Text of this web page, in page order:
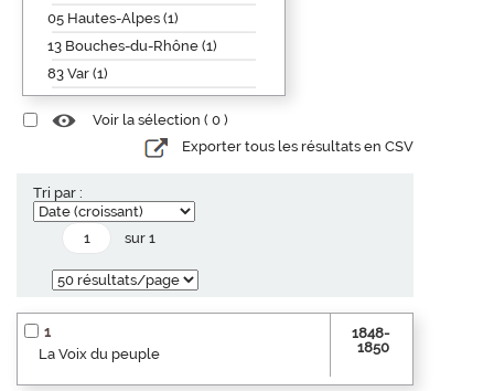
05 Hautes-Alpes (1)
13 Bouches-du-Rhône (1)
83 Var (1)
Voir la sélection ( 0 )
Exporter tous les résultats en CSV
Tri par :
sur 1
1
La Voix du peuple
1848-
1850